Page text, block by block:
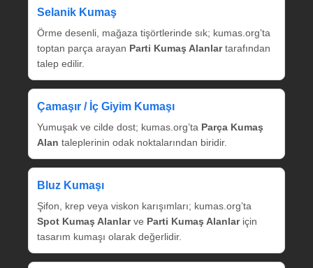
Selanik Kumaş
Örme desenli, mağaza tişörtlerinde sık; kumas.org’ta
toptan parça arayan Parti Kumaş Alanlartarafından
talep edilir.
Çamaşır / İç Giyim Kumaşı
Yumuşak ve cilde dost; kumas.org’ta Parça Kumaş
Alan taleplerinin odak noktalarından biridir.
Bluz Kumaşı
Şifon, krep veya viskon karışımları; kumas.org’ta
Spot Kumaş Alanlarve Parti Kumaş Alanlariçin
tasarım kumaşı olarak değerlidir.